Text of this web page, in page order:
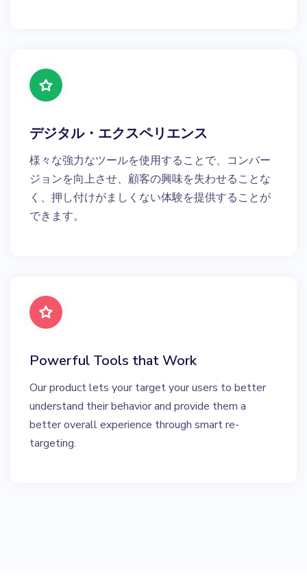
デジタル・エクスペリエンス
様々な強力なツールを使用することで、コンバー
ジョンを向上させ、顧客の興味を失わせることな
く、押し付けがましくない体験を提供することが
できます。
Powerful Tools that Work
Our product lets your target your users to better
understand their behavior and provide them a
better overall experience through smart re-
targeting.